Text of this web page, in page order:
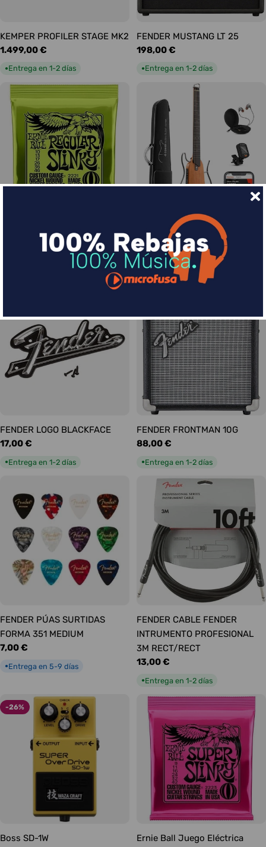
KEMPER PROFILER STAGE MK2
Precio
habitual
1.499,00 €
●Entrega en 1-2 días
FENDER MUSTANG LT 25
Precio
habitual
198,00 €
●Entrega en 1-2 días
Slinky Regular 10-46
DONNER HUSH-I Silent Guitar
Caoba
Precio
habitual
339,00 €
Entrega en 1-2 días
FENDER LOGO BLACKFACE
Precio
17,00 €
●Entrega en 1-2 días
FENDER FRONTMAN 10G
Precio
88,00 €
●Entrega en 1-2 días
FENDER PÚAS SURTIDAS
FORMA 351 MEDIUM
Precio
7,00 €
●Entrega en 5-9 días
FENDER CABLE FENDER
INTRUMENTO PROFESIONAL
3M RECT/RECT
Precio
13,00 €
●Entrega en 1-2 días
-26%
Boss SD-1W
Ernie Ball Juego Eléctrica